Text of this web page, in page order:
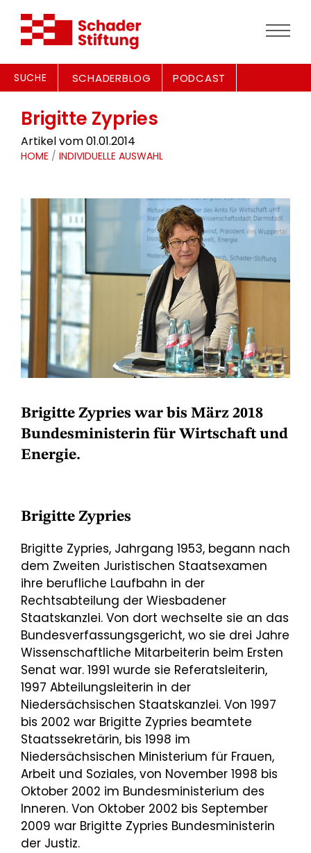
SUCHE SCHADERBLOG PODCAST
Brigitte Zypries
Artikel vom 01.01.2014
HOME / INDIVIDUELLE AUSWAHL
Brigitte Zypries war bis März 2018
Bundesministerin für Wirtschaft und
Energie.
Brigitte Zypries
Brigitte Zypries, Jahrgang 1953, begann nach
dem Zweiten Juristischen Staatsexamen
ihre berufliche Laufbahn in der
Rechtsabteilung der Wiesbadener
Staatskanzlei. Von dort wechselte sie an das
Bundesverfassungsgericht, wo sie drei Jahre
Wissenschaftliche Mitarbeiterin beim Ersten
Senat war. 1991 wurde sie Referatsleiterin,
1997 Abteilungsleiterin in der
Niedersächsischen Staatskanzlei. Von 1997
bis 2002 war Brigitte Zypries beamtete
Staatssekretärin, bis 1998 im
Niedersächsischen Ministerium für Frauen,
Arbeit und Soziales, von November 1998 bis
Oktober 2002 im Bundesministerium des
Inneren. Von Oktober 2002 bis September
2009 war Brigitte Zypries Bundesministerin
der Justiz.